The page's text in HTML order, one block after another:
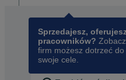
Sprzedajesz,
pracowników?
firm możesz dotrzeć
swoje cele.